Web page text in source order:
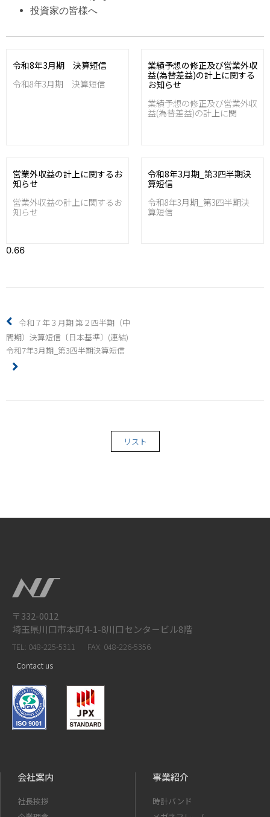
投資家の皆様へ
令和8年3月期 決算短信
令和8年3月期 決算短信
業績予想の修正及び営業外収
益(為替差益)の計上に関する
お知らせ
業績予想の修正及び営業外収
益(為替差益)の計上に関
営業外収益の計上に関するお
知らせ
営業外収益の計上に関するお
知らせ
令和8年3月期_第3四半期決
算短信
令和8年3月期_第3四半期決
算短信
令和７年３月期 第２四半期（中
間期）決算短信〔日本基準〕(連結)
令和7年3月期_第3四半期決算短信
リスト
〒332-0012
埼玉県川口市本町4-1-8川口センタ－ビル8階
TEL: 048-225-5311
FAX: 048-226-5356
Contact us
会社案内
社長挨拶
事業紹介
時計バンド